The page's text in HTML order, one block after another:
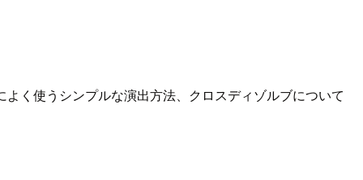
く使うシンプルな演出方法、クロスディゾルブについて